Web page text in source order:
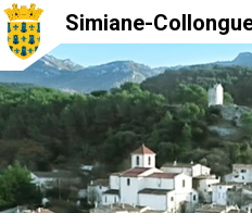
Simiane-